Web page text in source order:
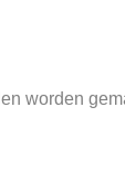
worden